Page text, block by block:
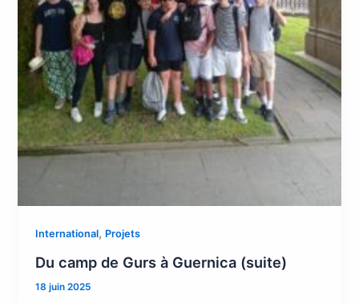
International, Projets
Du camp de Gurs à Guernica (suite)
18 juin 2025